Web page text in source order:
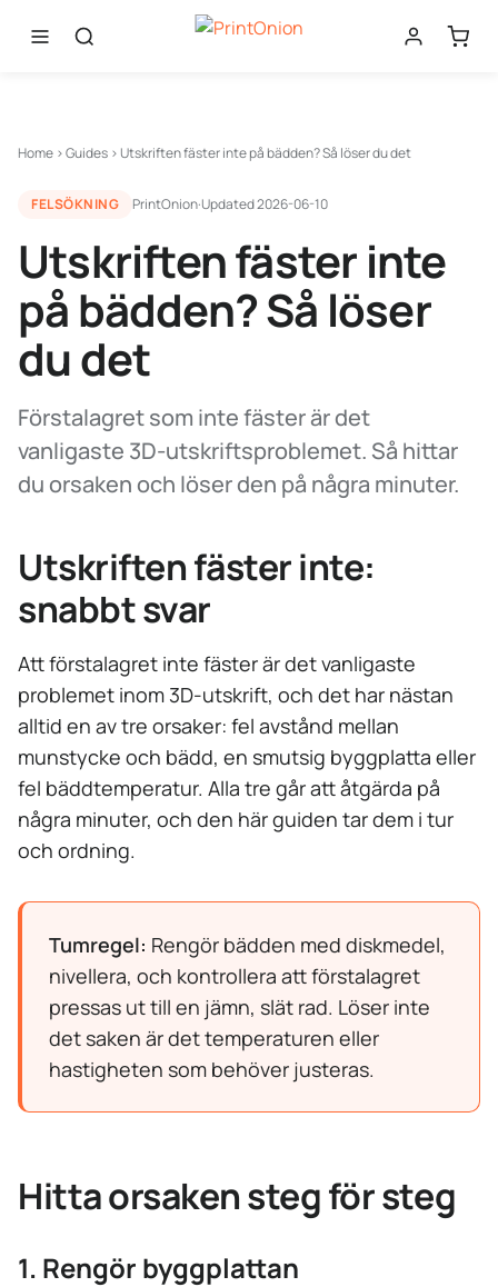
Home ›Guides › Utskriften fäster inte på bädden? Så löser du det
FELSÖKNING PrintOnion·Updated2026-06-10
Utskriften fäster inte
på bädden? Så löser
du det
Förstalagret som inte fäster är det
vanligaste 3D-utskriftsproblemet. Så hittar
du orsaken och löser den på några minuter.
Utskriften fäster inte:
snabbt svar
Att förstalagret inte fäster är det vanligaste
problemet inom 3D-utskrift, och det har nästan
alltid en av tre orsaker: fel avstånd mellan
munstycke och bädd, en smutsig byggplatta eller
fel bäddtemperatur. Alla tre går att åtgärda på
några minuter, och den här guiden tar dem i tur
och ordning.
Tumregel: Rengör bädden med diskmedel,
nivellera, och kontrollera att förstalagret
pressas ut till en jämn, slät rad. Löser inte
det saken är det temperaturen eller
hastigheten som behöver justeras.
Hitta orsaken steg för steg
1. Rengör byggplattan